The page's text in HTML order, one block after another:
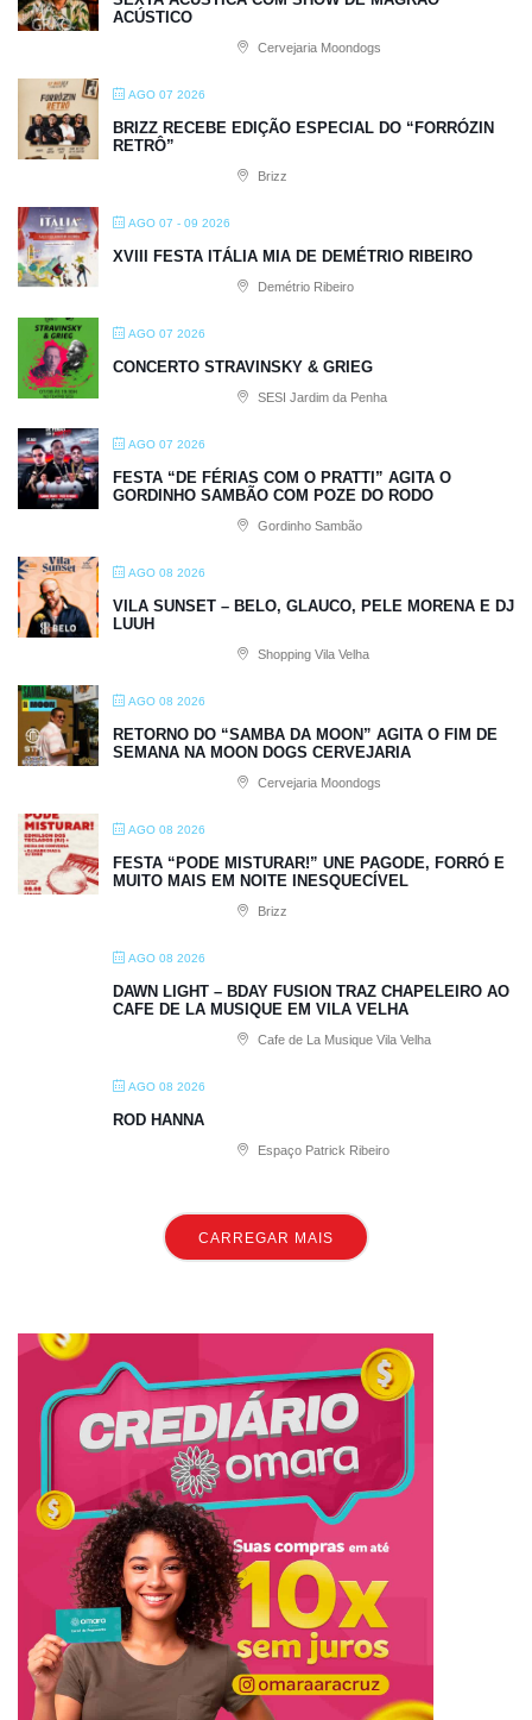
ACÚSTICO
Cervejaria Moondogs
AGO 07 2026
BRIZZ RECEBE EDIÇÃO ESPECIAL DO “FORRÓZIN
RETRÔ”
Brizz
AGO 07 - 09 2026
XVIII FESTA ITÁLIA MIA DE DEMÉTRIO RIBEIRO
Demétrio Ribeiro
AGO 07 2026
CONCERTO STRAVINSKY & GRIEG
SESI Jardim da Penha
AGO 07 2026
FESTA “DE FÉRIAS COM O PRATTI” AGITA O
GORDINHO SAMBÃO COM POZE DO RODO
Gordinho Sambão
AGO 08 2026
VILA SUNSET – BELO, GLAUCO, PELE MORENA E DJ
LUUH
Shopping Vila Velha
AGO 08 2026
RETORNO DO “SAMBA DA MOON” AGITA O FIM DE
SEMANA NA MOON DOGS CERVEJARIA
Cervejaria Moondogs
AGO 08 2026
FESTA “PODE MISTURAR!” UNE PAGODE, FORRÓ E
MUITO MAIS EM NOITE INESQUECÍVEL
Brizz
AGO 08 2026
DAWN LIGHT – BDAY FUSION TRAZ CHAPELEIRO AO
CAFE DE LA MUSIQUE EM VILA VELHA
Cafe de La Musique Vila Velha
AGO 08 2026
ROD HANNA
Espaço Patrick Ribeiro
CARREGAR MAIS